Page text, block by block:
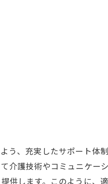
、充実したサポート体
介護技術やコミュニケー